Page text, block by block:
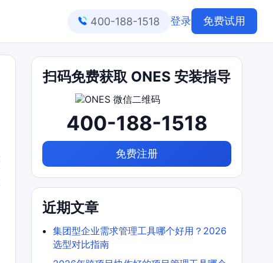
400-188-1518 登录 免费试用
扫码免费获取 ONES 安装指导
400-188-1518
免费注册
近期文章
集团型企业需求管理工具哪个好用？2026
选型对比指南